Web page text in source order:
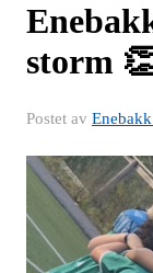
storm
Postet av